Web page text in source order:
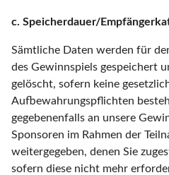
c. Speicherdauer/
Sämtliche Daten werden für
des Gewinnspiels gespeichert
gelöscht, sofern keine
Aufbewahrungspflichten
gegebenenfalls an unsere
Sponsoren im Rahmen der
weitergegeben, denen Sie
sofern diese nicht mehr